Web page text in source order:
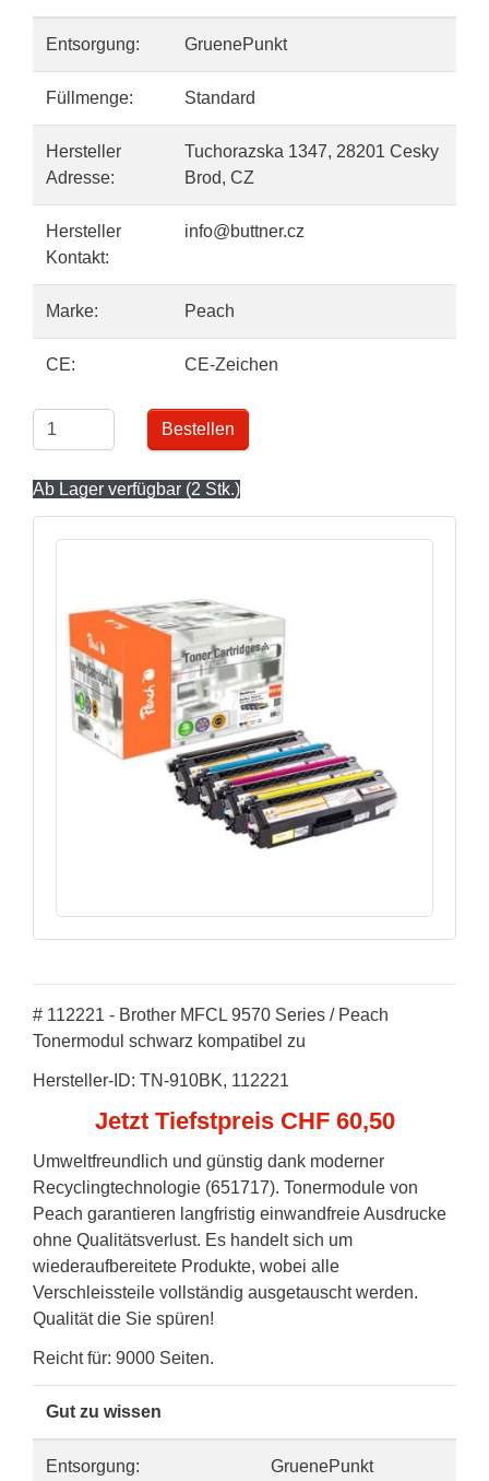
Entsorgung: GruenePunkt
Füllmenge: Standard
Hersteller
Adresse:
Tuchorazska 1347, 28201 Cesky
Brod, CZ
Hersteller
Kontakt:
info@buttner.cz
Marke: Peach
CE: CE-Zeichen
Bestellen
Ab Lager verfügbar (2 Stk.)
# 112221 - Brother MFCL 9570 Series / Peach
Tonermodul schwarz kompatibel zu
Hersteller-ID: TN-910BK, 112221
Jetzt Tiefstpreis CHF 60,50
Umweltfreundlich und günstig dank moderner
Recyclingtechnologie (651717). Tonermodule von
Peach garantieren langfristig einwandfreie Ausdrucke
ohne Qualitätsverlust. Es handelt sich um
wiederaufbereitete Produkte, wobei alle
Verschleissteile vollständig ausgetauscht werden.
Qualität die Sie spüren!
Reicht für: 9000 Seiten.
Gut zu wissen
Entsorgung: GruenePunkt